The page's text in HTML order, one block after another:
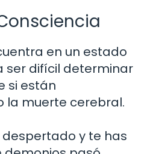
en un estado
ser difícil determinar
si están
la muerte cerebral.
despertado y te has